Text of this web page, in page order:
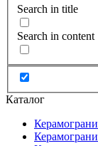
Search in title
Search in content
Каталог